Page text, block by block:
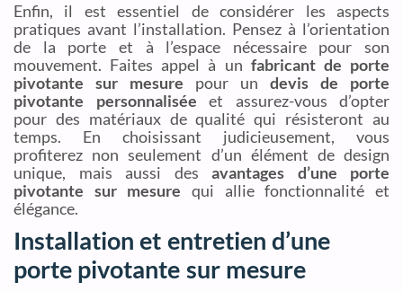
Enfin, il est essentiel de considérer les aspects
pratiques avant l’installation. Pensez à l’orientation
de la porte et à l’espace nécessaire pour son
mouvement. Faites appel à un fabricant de porte
pivotante sur mesure pour un devis de porte
pivotante personnalisée et assurez-vous d’opter
pour des matériaux de qualité qui résisteront au
temps. En choisissant judicieusement, vous
profiterez non seulement d’un élément de design
unique, mais aussi des avantages d’une porte
pivotante sur mesure qui allie fonctionnalité et
élégance.
Installation et entretien d’une
porte pivotante sur mesure